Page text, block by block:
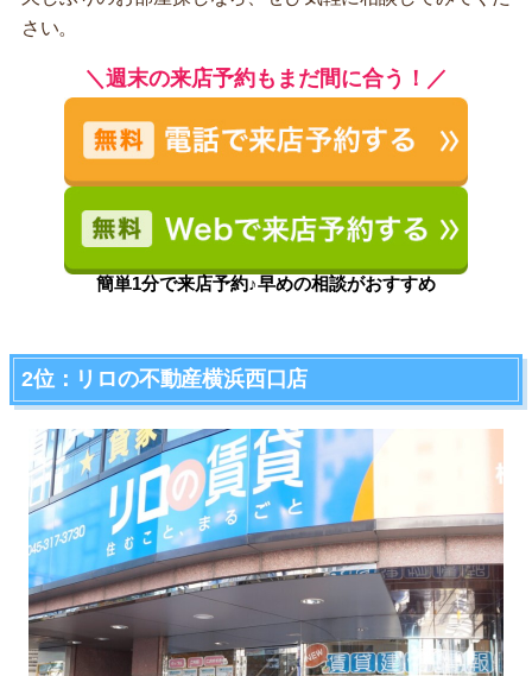
さい。
＼週末の来店予約もまだ間に合う！／
簡単1分で来店予約♪早めの相談がおすすめ
2位：リロの不動産横浜西口店